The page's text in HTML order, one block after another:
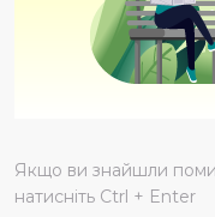
Якщо ви знайшли
натисніть Ctrl + Enter